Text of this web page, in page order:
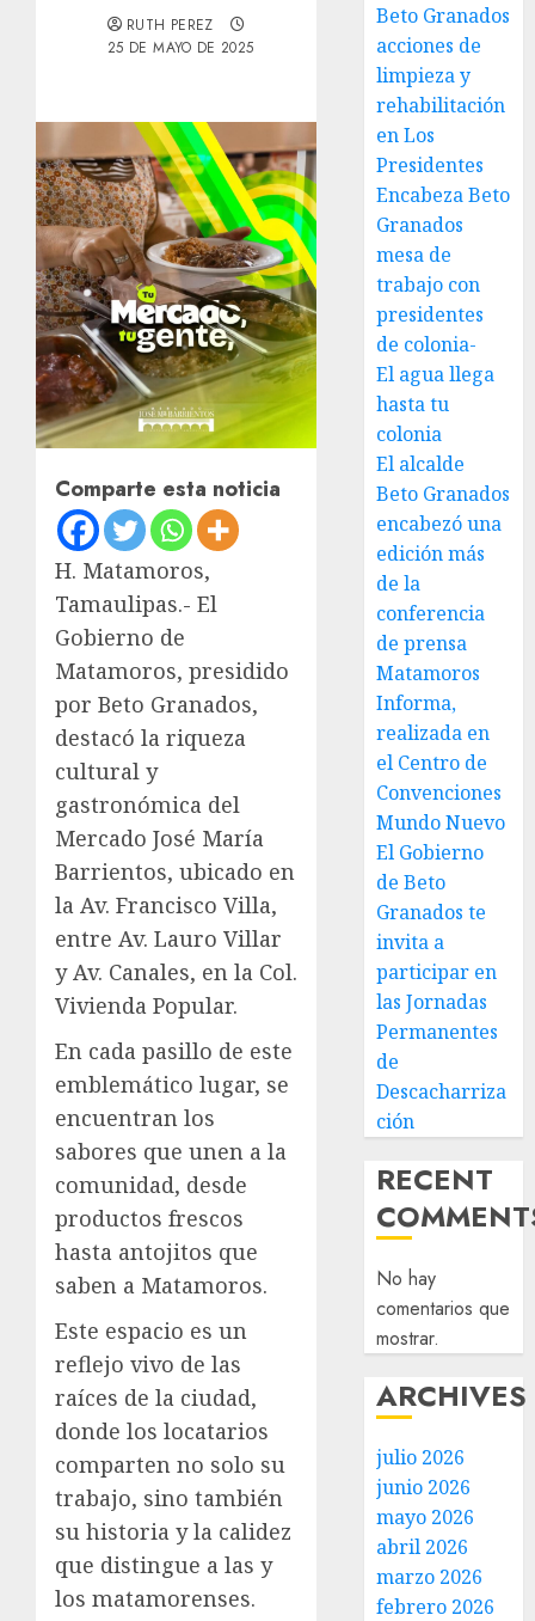
RUTH PEREZ
25 DE MAYO DE 2025
Comparte esta noticia
H. Matamoros,
Tamaulipas.- El
Gobierno de
Matamoros, presidido
por Beto Granados,
destacó la riqueza
cultural y
gastronómica del
Mercado José María
Barrientos, ubicado en
la Av. Francisco Villa,
entre Av. Lauro Villar
y Av. Canales, en la Col.
Vivienda Popular.
En cada pasillo de este
emblemático lugar, se
encuentran los
sabores que unen a la
comunidad, desde
productos frescos
hasta antojitos que
saben a Matamoros.
Este espacio es un
reflejo vivo de las
raíces de la ciudad,
donde los locatarios
comparten no solo su
trabajo, sino también
su historia y la calidez
que distingue a las y
los matamorenses.
Beto Granados
acciones de
limpieza y
rehabilitación
en Los
Presidentes
Encabeza Beto
Granados
mesa de
trabajo con
presidentes
de colonia-
El agua llega
hasta tu
colonia
El alcalde
Beto Granados
encabezó una
edición más
de la
conferencia
de prensa
Matamoros
Informa,
realizada en
el Centro de
Convenciones
Mundo Nuevo
El Gobierno
de Beto
Granados te
invita a
participar en
las Jornadas
Permanentes
de
Descacharriza
ción
RECENT
No hay
comentarios que
mostrar.
ARCHIVES
julio 2026
junio 2026
mayo 2026
abril 2026
marzo 2026
febrero 2026